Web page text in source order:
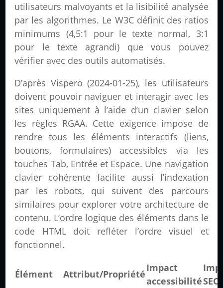
utilisateurs malvoyants et la lisibilité analysée
par les algorithmes. Le W3C définit des ratios
minimums (4,5:1 pour le texte normal, 3:1
pour le texte agrandi) que vous pouvez
vérifier avec des outils automatisés.
D’après Vispero (2024-01-25), les utilisateurs
doivent pouvoir naviguer et interagir avec les
sites uniquement à l’aide d’un clavier selon
les règles RGAA. Cette exigence impose de
rendre tous les éléments interactifs (liens,
boutons, formulaires) accessibles via les
touches Tab, Entrée et Espace. Une navigation
clavier cohérente facilite aussi l’indexation
par les robots, qui suivent des parcours
similaires pour explorer votre architecture de
contenu. L’ordre logique des éléments dans le
code HTML doit refléter l’ordre visuel et
fonctionnel.
Élément Attribut/Propriété
Impact
accessibilité